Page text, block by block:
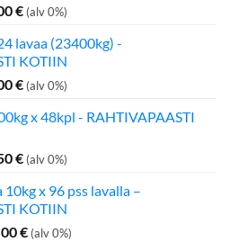
€.
€Nykyinen
on:
275,00 €.
(alv 0%)
lavaa (23400kg) -
KOTIIN
€Nykyinen
on:
(alv 0%)
x 48kpl - RAHTIVAPAASTI
€.
€Nykyinen
on:
142,50 €.
(alv 0%)
x 96 pss lavalla –
KOTIIN
€ (alv 0%)